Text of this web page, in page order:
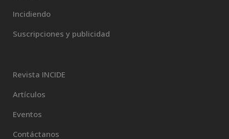
Incidiendo
Suscripciones y publicidad
Revista INCIDE
Artículos
Eventos
Contáctanos